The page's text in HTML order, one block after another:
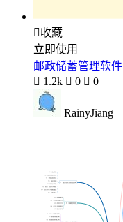
收藏
立即使用
邮政储蓄管理软件
 1.2k  0  0
RainyJiang